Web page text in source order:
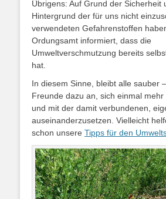
Übrigens: Auf Grund der Sicherheit
Hintergrund der für uns nicht
verwendeten Gefahrenstoffen
Ordungsamt informiert, dass die
Umweltverschmutzung bereits
hat.
In diesem Sinne, bleibt alle sauber
Freunde dazu an, sich einmal
und mit der damit verbundenen,
auseinanderzusetzen. Vielleicht
schon unsere Tipps für den